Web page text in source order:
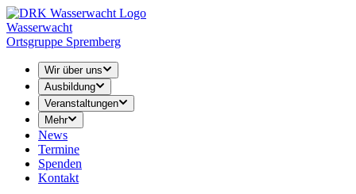
Wasserwacht
Ortsgruppe Spremberg
Wir über uns
Ausbildung
Veranstaltungen
Mehr
News
Termine
Spenden
Kontakt